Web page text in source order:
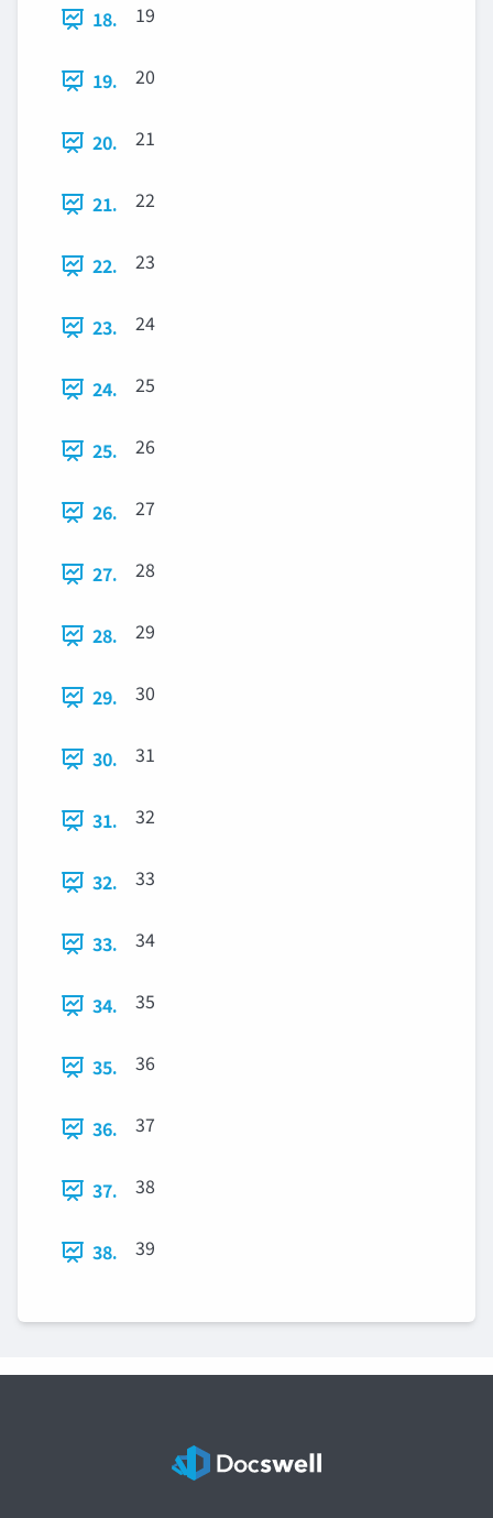
18. 19
19. 20
20. 21
21. 22
22. 23
23. 24
24. 25
25. 26
26. 27
27. 28
28. 29
29. 30
30. 31
31. 32
32. 33
33. 34
34. 35
35. 36
36. 37
37. 38
38. 39